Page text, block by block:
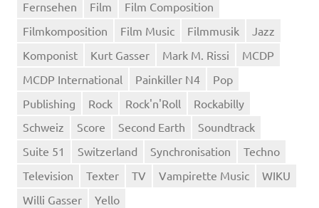
Fernsehen
Film
Film Composition
Filmkomposition
Film Music Filmmusik
Jazz
Komponist
Kurt Gasser Mark M. Rissi
MCDP
MCDP International
Painkiller N4
Pop
Publishing
Rock Rock'n'Roll
Rockabilly
Schweiz
Score Second Earth
Soundtrack
Suite 51
Switzerland Synchronisation
Techno
Television
Texter TV Vampirette Music
WIKU
Willi Gasser
Yello